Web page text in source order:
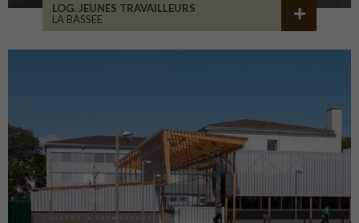
LOG. JEUNES TRAVAILLEURS
LA BASSEE